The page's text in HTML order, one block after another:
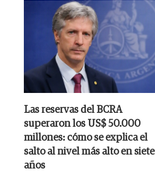
Las reservas del BCRA
superaron los US$ 50.000
millones: cómo se explica el
salto al nivel más alto en siete
años